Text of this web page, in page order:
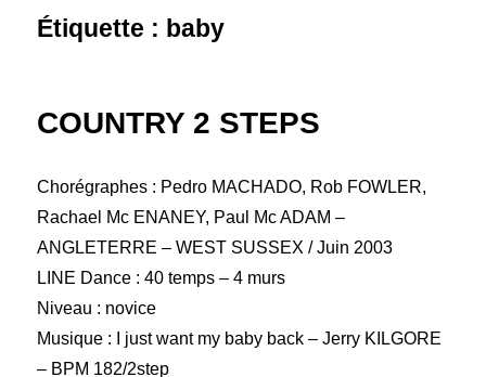
Étiquette : baby
COUNTRY 2 STEPS
Chorégraphes : Pedro MACHADO, Rob FOWLER,
Rachael Mc ENANEY, Paul Mc ADAM –
ANGLETERRE – WEST SUSSEX / Juin 2003
LINE Dance : 40 temps – 4 murs
Niveau : novice
Musique : I just want my baby back – Jerry KILGORE
– BPM 182/2step